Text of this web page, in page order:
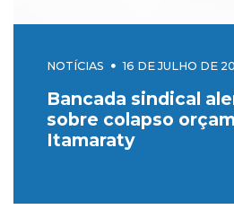
NOTÍCIAS 16 DE JULHO DE
Bancada sindical
sobre colapso
Itamaraty